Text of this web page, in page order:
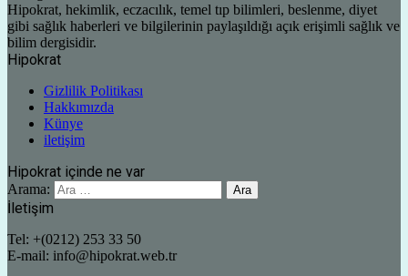
Hipokrat, hekimlik, eczacılık, temel tıp bilimleri, beslenme, diyet
gibi sağlık haberleri ve bilgilerinin paylaşıldığı açık erişimli sağlık ve
bilim dergisidir.
Hipokrat
Gizlilik Politikası
Hakkımızda
Künye
iletişim
Hipokrat içinde ne var
Arama:
İletişim
Tel: +(0212) 253 33 50
E-mail: info@hipokrat.web.tr